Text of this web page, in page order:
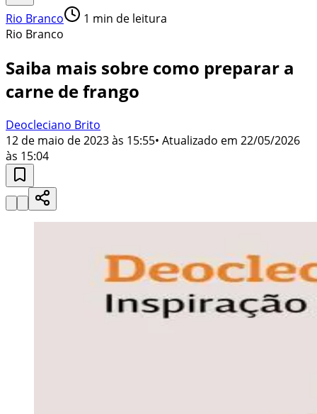
Rio Branco 1 min de leitura
Rio Branco
Saiba mais sobre como preparar a
carne de frango
Deocleciano Brito
12 de maio de 2023 às 15:55• Atualizado em 22/05/2026
às 15:04